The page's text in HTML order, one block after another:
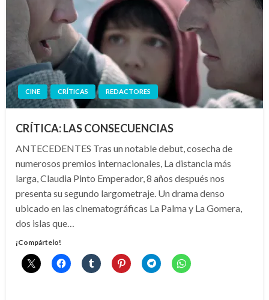
CINE CRÍTICAS REDACTORES
CRÍTICA: LAS CONSECUENCIAS
ANTECEDENTES Tras un notable debut, cosecha de
numerosos premios internacionales, La distancia más
larga, Claudia Pinto Emperador, 8 años después nos
presenta su segundo largometraje. Un drama denso
ubicado en las cinematográficas La Palma y La Gomera,
dos islas que…
¡Compártelo!